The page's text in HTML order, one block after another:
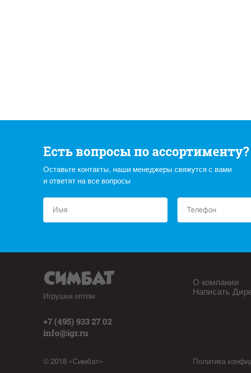
Есть вопросы по ассортименту?
Оставьте контакты, наши менеджеры свяжутся с вами
и ответят на все вопросы
Игрушки оптом
+7 (495) 933 27 02
info@igr.ru
© 2018 «Симбат»
О компании
Написать
Политика